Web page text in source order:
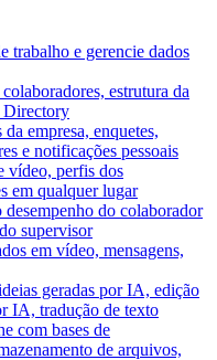
trabalho e gerencie dados
estrutura da
Directory
empresa, enquetes,
e notificações pessoais
vídeo, perfis dos
em qualquer lugar
do colaborador
supervisor
em vídeo, mensagens,
geradas por IA, edição
IA, tradução de texto
com bases de
de arquivos,